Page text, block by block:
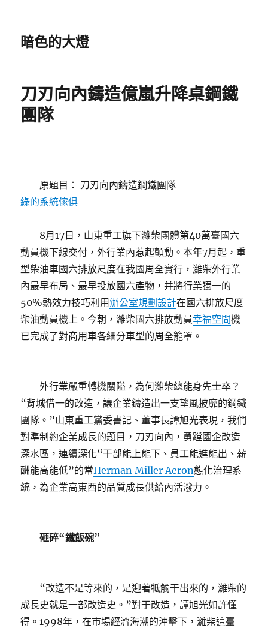
暗色的大燈
刀刃向內鑄造億嵐升降桌鋼鐵
團隊
原題目： 刀刃向內鑄造鋼鐵團隊
綠的系統傢俱
8月17日，山東重工旗下濰柴團體第40萬臺國六
動員機下線交付，外行業內惹起顫動。本年7月起，重
型柴油車國六排放尺度在我國周全實行，濰柴外行業
內最早布局、最早投放國六產物，并將行業獨一的
50%熱效力技巧利用辦公室規劃設計在國六排放尺度
柴油動員機上。今朝，濰柴國六排放動員幸福空間機
已完成了對商用車各細分車型的周全籠罩。
外行業嚴重轉機關隘，為何濰柴總能身先士卒？
“背城借一的改造，讓企業鑄造出一支望風披靡的鋼鐵
團隊。”山東重工黨委書記、董事長譚旭光表現，我們
對準制約企業成長的題目，刀刃向內，勇蹚國企改造
深水區，連續深化“干部能上能下、員工能進能出、薪
酬能高能低”的常Herman Miller Aeron態化治理系
統，為企業高東西的品質成長供給內活潑力。
砸碎“鐵飯碗”
“改造不是等來的，是迎著牴觸干出來的，濰柴的
成長史就是一部改造史。”對于改造，譚旭光如許懂
得。1998年，在市場經濟海潮的沖擊下，濰柴這臺